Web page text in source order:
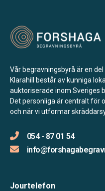
Vår begravningsbyrå är en del
Klarahill består av kunniga
auktoriserade inom Sveriges
Det personliga är centralt för
och när vi utformar
054 - 87 01 54
Jourtelefon